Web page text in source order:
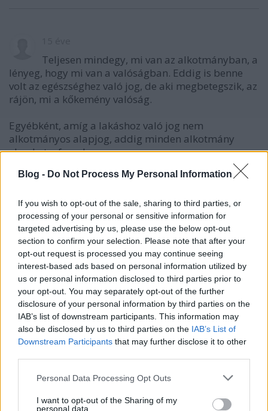
Blog - Do Not Process My Personal Information
If you wish to opt-out of the sale, sharing to third parties, or
processing of your personal or sensitive information for
targeted advertising by us, please use the below opt-out
section to confirm your selection. Please note that after your
opt-out request is processed you may continue seeing
interest-based ads based on personal information utilized by
us or personal information disclosed to third parties prior to
your opt-out. You may separately opt-out of the further
disclosure of your personal information by third parties on the
IAB’s list of downstream participants. This information may
also be disclosed by us to third parties on the IAB’s List of
Downstream Participants that may further disclose it to other
Please note that this website/app uses one or more Google
not limited to your visit or usage behaviour. You may click to
Personal Data Processing Opt Outs
I want to opt-out of the Sharing of my
personal data.
Teljesen mindegy, mi van az alkotmányban, a
lényeg, hogy mi van a valóságban. Eddig is benne
volt az egészséghez való jog, de aki megbetegszik, az
rájön, mi a kőkemény valóság.
Egyébként, amíg a lakáshoz való jog nem
alkotmányos alapjog, addig minden alkotmány
elmehet a francba...
sprenczl
15 éve
Jujjjjjjj fiacskáááám, ülj vissza a padba! Ez nagyon
gyenge volt. Elégtelen.
Ezt elkúrtad Gonosz Törpe
15 éve
Ha az örmények is meg tudják csinálni, hogy
kikövetelik a kormányváltást , akkor Mi miért nem